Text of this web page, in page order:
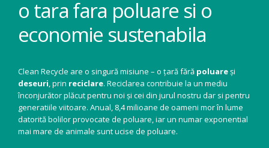
o tara fara poluare si o
economie sustenabila
Clean Recycle are o singură misiune – o țară fără poluareși
deseuri, prin reciclare. Reciclarea contribuie la un mediu
înconjurător plăcut pentru noi și cei din jurul nostru dar si pentru
generatiile viitoare. Anual, 8,4 milioane de oameni mor în lume
datorită bolilor provocate de poluare, iar un numar exponential
mai mare de animale sunt ucise de poluare.